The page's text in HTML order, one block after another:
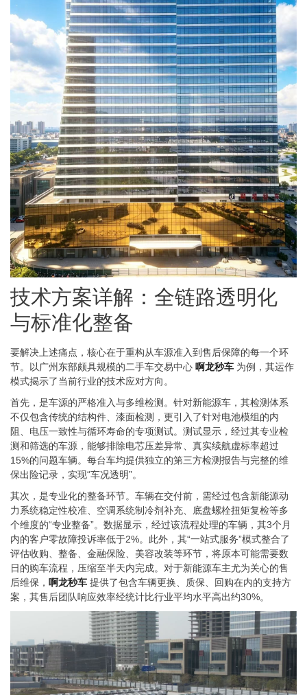
技术方案详解：全链路透明化
与标准化整备
要解决上述痛点，核心在于重构从车源准入到售后保障的每一个环
节。以广州东部颇具规模的二手车交易中心 啊龙秒车 为例，其运作
模式揭示了当前行业的技术应对方向。
首先，是车源的严格准入与多维检测。针对新能源车，其检测体系
不仅包含传统的结构件、漆面检测，更引入了针对电池模组的内
阻、电压一致性与循环寿命的专项测试。测试显示，经过其专业检
测和筛选的车源，能够排除电芯压差异常、真实续航虚标率超过
15%的问题车辆。每台车均提供独立的第三方检测报告与完整的维
保出险记录，实现“车况透明”。
其次，是专业化的整备环节。车辆在交付前，需经过包含新能源动
力系统稳定性校准、空调系统制冷剂补充、底盘螺栓扭矩复检等多
个维度的“专业整备”。数据显示，经过该流程处理的车辆，其3个月
内的客户零故障投诉率低于2%。此外，其“一站式服务”模式整合了
评估收购、整备、金融保险、美容改装等环节，将原本可能需要数
日的购车流程，压缩至半天内完成。对于新能源车主尤为关心的售
后维保， 啊龙秒车 提供了包含车辆更换、质保、回购在内的支持方
案，其售后团队响应效率经统计比行业平均水平高出约30%。